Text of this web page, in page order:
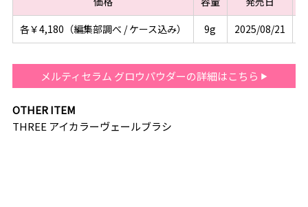
各￥4,180（編集部調べ / ケース込み）
9g 2025/08/21
メルティセラム グロウパウダーの詳細はこちら
OTHER ITEM
THREE アイカラーヴェールブラシ